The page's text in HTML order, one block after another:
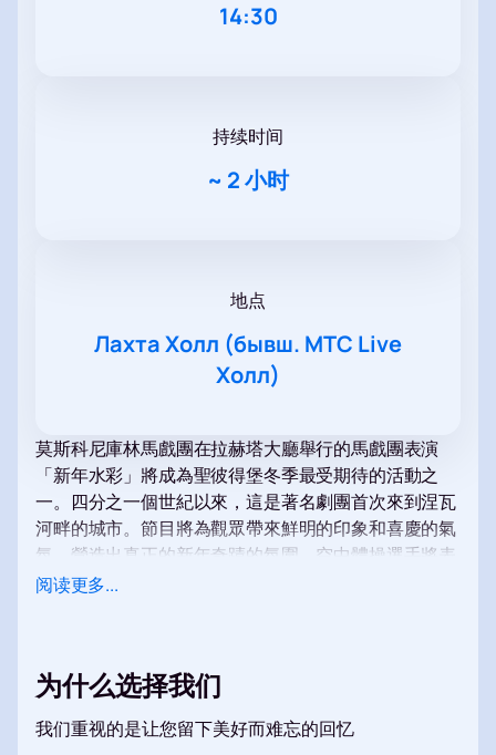
14:30
持续时间
~ 2 小时
地点
Лахта Холл (бывш. МТС Live
Холл)
莫斯科尼庫林馬戲團在拉赫塔大廳舉行的馬戲團表演
「新年水彩」將成為聖彼得堡冬季最受期待的活動之
一。四分之一個世紀以來，這是著名劇團首次來到涅瓦
河畔的城市。節目將為觀眾帶來鮮明的印象和喜慶的氣
氛，營造出真正的新年奇蹟的氛圍。空中體操選手將表
演令人驚嘆的特技，引起人們的喜悅和讚嘆。訓練有素
獨特的氛圍，將演出的所有元素融合成一場盛宴。這將
使觀眾沉浸在充滿冒險和節日樂趣的童話世界中，為兒
童和成人帶來難忘的情感。我們的網站。這是確保您和
阅读更多...
为什么选择我们
我们重视的是让您留下美好而难忘的回忆